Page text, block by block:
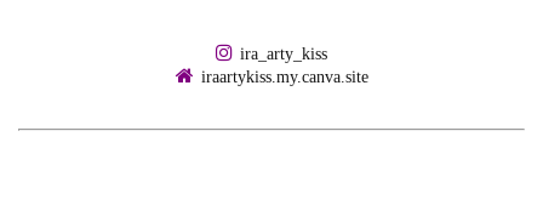
ira_arty_kiss
iraartykiss.my.canva.site